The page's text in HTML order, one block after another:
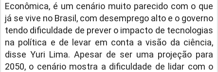
Econômica, é um cenário muito parecido com o que
já se vive no Brasil, com desemprego alto e o governo
tendo dificuldade de prever o impacto de tecnologias
na política e de levar em conta a visão da ciência,
disse Yuri Lima. Apesar de ser uma projeção para
2050, o cenário mostra a dificuldade de lidar com o